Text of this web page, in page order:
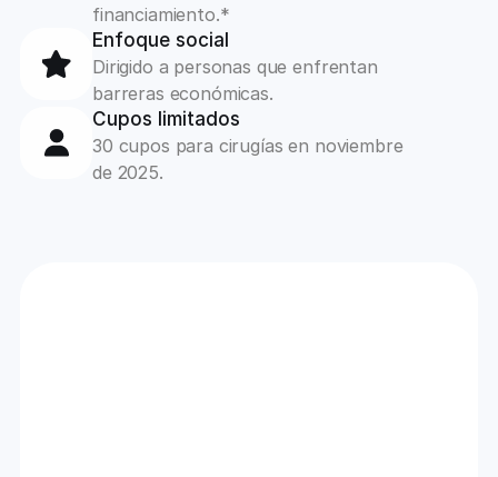
financiamiento.*
Enfoque social
Dirigido a personas que enfrentan
barreras económicas.
Cupos limitados
30 cupos para cirugías en noviembre
de 2025.